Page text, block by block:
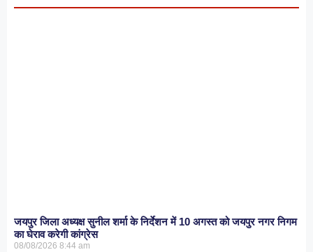
जयपुर जिला अध्यक्ष सुनील शर्मा के निर्देशन में 10 अगस्त को जयपुर नगर निगम
का घेराव करेगी कांग्रेस
08/08/2026 8:44 am